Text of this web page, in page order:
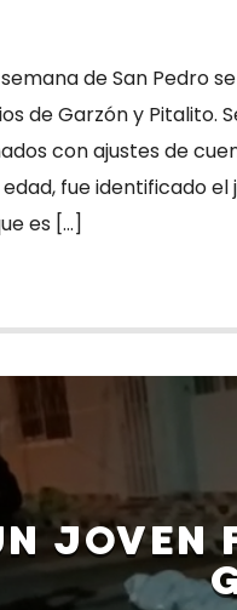
semana de San Pedro
de Garzón y Pitalito.
con ajustes de
fue identificado el
es […]
JOVEN